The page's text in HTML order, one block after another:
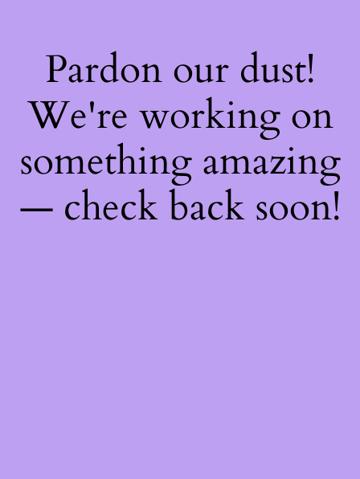
Pardon our dust!
We're working on
something amazing
— check back soon!